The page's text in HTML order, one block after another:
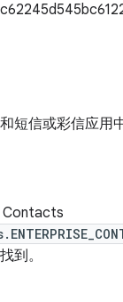
短信或彩信应用
Contacts
到。